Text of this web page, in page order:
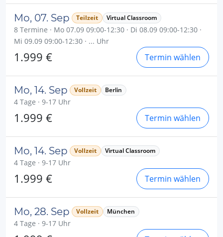
Mo, 07. Sep Teilzeit Virtual Classroom
8 Termine · Mo 07.09 09:00-12:30 · Di 08.09 09:00-12:30 ·
Mi 09.09 09:00-12:30 · ... Uhr
1.999 € Termin wählen
Mo, 14. Sep Vollzeit Berlin
4 Tage · 9-17 Uhr
1.999 € Termin wählen
Mo, 14. Sep Vollzeit Virtual Classroom
4 Tage · 9-17 Uhr
1.999 € Termin wählen
Mo, 28. Sep Vollzeit München
4 Tage · 9-17 Uhr